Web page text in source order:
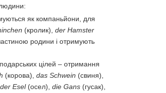
людини:
як компаньйони, для
(кролик), der Hamster
родини і отримують
цілей – отримання
(корова), das Schwein (свиня),
der Esel(осел), die Gans (гусак),